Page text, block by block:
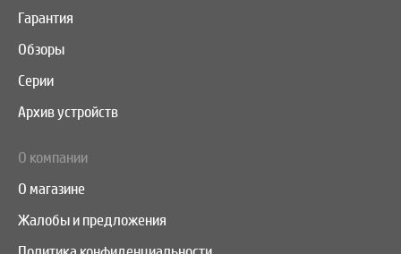
Гарантия
Обзоры
Серии
Архив устройств
О компании
О магазине
Жалобы и предложения